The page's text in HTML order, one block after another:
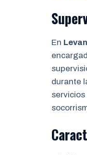
En
durante